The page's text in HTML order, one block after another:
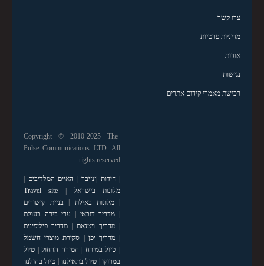
צרו קשר
מדיניות פרטיות
אודות
נגישות
רכישת מאמרי קידום אתרים
Copyright © 2010-2025 The-
Pulse Communications LTD. All
rights reserved
|חידות זנזיבר האיים המלדיבים
מלונות בישראל
Travel site
|מלונות באילת
בניית קישורים
מדריך דובאי
ערי בירה בעולם
|מדריך ויטנאם
מדריך פיליפינים
|מדריך יפן
סקירת מוצרי חשמל
טיול במזרח המזרח הרחוק| טיול
במרוקו| טיול בתאילנד| טיול בהולנד